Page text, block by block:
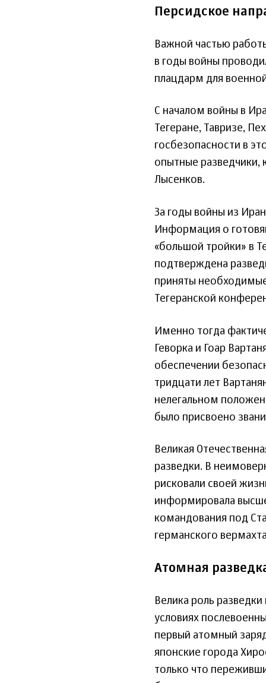
Персидское
Важной частью
в годы войны
плацдарм для
С началом войны в
Тегеране, Тавризе,
госбезопасности в
опытные разведчики,
Лысенков.
За годы войны из
Информация о
«большой тройки» в
подтверждена
приняты
Тегеранской
Именно тогда
Геворка и Гоар
обеспечении
тридцати лет
нелегальном
было присвоено
Великая
разведки. В
рисковали своей
информировала
командования под
германского
Атомная
Велика роль
условиях
первый атомный
японские города
только что